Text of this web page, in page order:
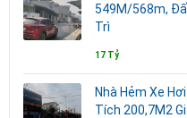
549M/568m,
Trì
17 Tỷ
Nhà Hẻm Xe
Tích 200,7M2